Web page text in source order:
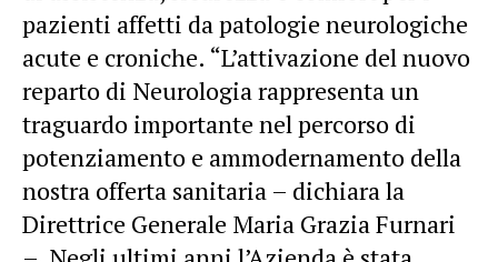
pazienti affetti da patologie neurologiche
acute e croniche. “L’attivazione del nuovo
reparto di Neurologia rappresenta un
traguardo importante nel percorso di
potenziamento e ammodernamento della
nostra offerta sanitaria – dichiara la
Direttrice Generale Maria Grazia Furnari